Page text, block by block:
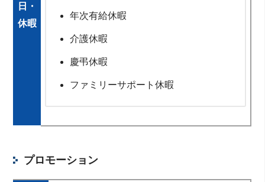
日・
休暇
年次有給休暇
介護休暇
慶弔休暇
ファミリーサポート休暇
プロモーション